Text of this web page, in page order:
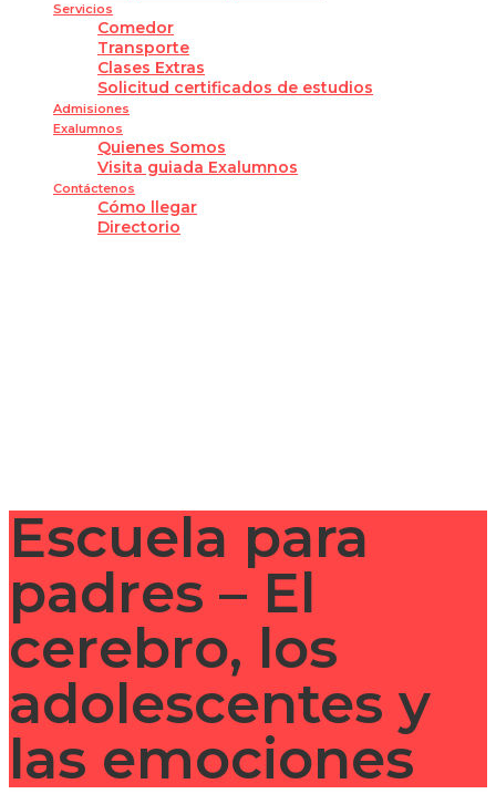
Servicios
Comedor
Transporte
Clases Extras
Solicitud certificados de estudios
Admisiones
Exalumnos
Quienes Somos
Visita guiada Exalumnos
Contáctenos
Cómo llegar
Directorio
Escuela para
padres – El
cerebro, los
adolescentes y
las emociones